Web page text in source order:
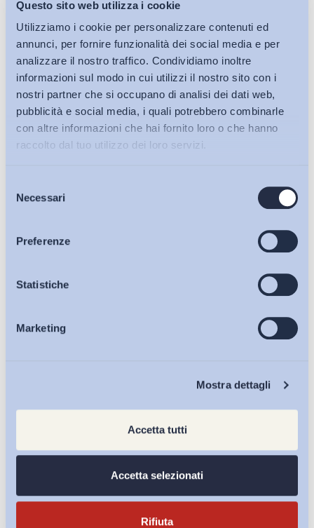
Questo sito web utilizza i cookie
Utilizziamo i cookie per personalizzare contenuti ed
annunci, per fornire funzionalità dei social media e per
analizzare il nostro traffico. Condividiamo inoltre
informazioni sul modo in cui utilizzi il nostro sito con i
nostri partner che si occupano di analisi dei dati web,
pubblicità e social media, i quali potrebbero combinarle
con altre informazioni che hai fornito loro o che hanno
raccolto dal tuo utilizzo dei loro servizi.
delNecessari
Preferenze
Statistiche
Marketing
Mostra dettagli
Accetta tutti
Accetta selezionati
Rifiuta
Bollettini ADAPT
Articoli
Osservatori
Eventi
Il quarto aspetto correttivo attiene ai contenuti della
comunicazione, se la norma vigente, infatti, richiede l’esplicita
indicazione dei dati anagrafici e del codice fiscale del
lavoratore (oltre a luogo della prestazione e durata della
anagrafici o il codice fiscale del lavoratore
, in ottica
per una sbadata costruzione
tecnica della norma, il decreto correttivo sembra voler
abbandonare le strumentazioni telematiche
, oggi
modalità telematiche, comprendenti anche sms o posta
elettronica, a una comunicazione effettuata esclusivamente
attraverso sms o posta elettronica; né pare adeguatamente
comunicazione in funzione dello sviluppo delle tecnologie”, a
fronte di una esplicita abrogazione del vigente richiamo alle
“modalità telematiche”.